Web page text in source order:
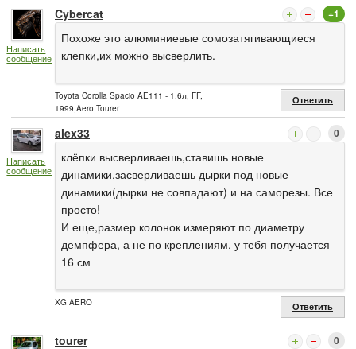
Написать
сообщение
Cybercat +1
Похоже это алюминиевые сомозатягивающиеся
клепки,их можно высверлить.
Toyota Corolla Spacio AE111 - 1.6л, FF,
1999,Aero Tourer
Ответить
Написать
сообщение
alex33 0
клёпки высверливаешь,ставишь новые
динамики,засверливаешь дырки под новые
динамики(дырки не совпадают) и на саморезы. Все
просто!
И еще,размер колонок измеряют по диаметру
демпфера, а не по креплениям, у тебя получается
16 см
XG AERO Ответить
tourer 0